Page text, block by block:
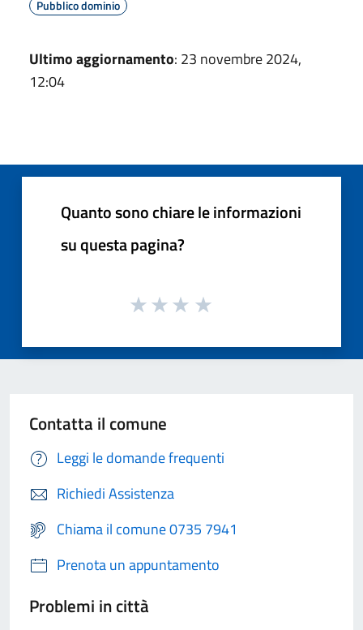
Pubblico dominio
Ultimo aggiornamento: 23 novembre 2024,
12:04
Quanto sono chiare le informazioni
su questa pagina?
Contatta il comune
Leggi le domande frequenti
Richiedi Assistenza
Chiama il comune 0735 7941
Prenota un appuntamento
Problemi in città